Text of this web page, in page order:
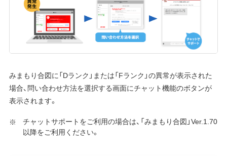
みまもり合図に「Dランク」または「Fランク」の異常が表示された
場合、問い合わせ方法を選択する画面にチャット機能のボタンが
表示されます。
チャットサポートをご利用の場合は、「みまもり合図」Ver.1.70
以降をご利用ください。